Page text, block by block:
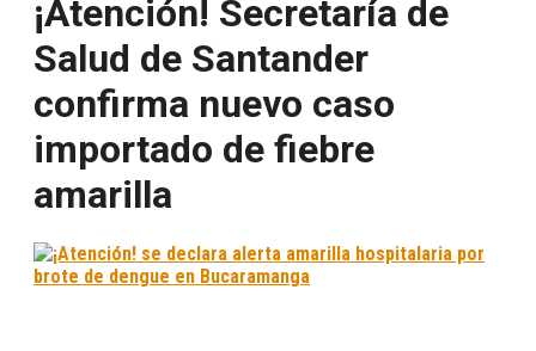
¡Atención! Secretaría de
Salud de Santander
confirma nuevo caso
importado de fiebre
amarilla